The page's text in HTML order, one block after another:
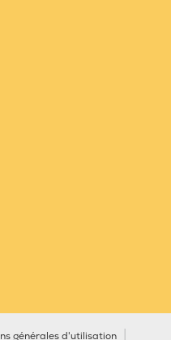
générales d'utilisation